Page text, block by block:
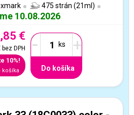
475 strán (21ml)
10.08.2026
€
bez DPH
10%!
košíka
- +
Do košíka